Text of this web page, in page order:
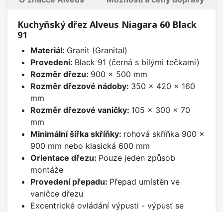
Kuchyňský dřez Alveus Niagara 60 Black
91
Materiál: Granit (Granital)
Provedení: Black 91 (černá s bílými tečkami)
Rozměr dřezu: 900 x 500 mm
Rozměr dřezové nádoby: 350 x 420 x 160
mm
Rozměr dřezové vaničky: 105 x 300 x 70
mm
Minimální šířka skříňky: rohová skříňka 900 x
900 mm nebo klasická 600 mm
Orientace dřezu: Pouze jeden způsob
montáže
Provedení přepadu: Přepad umístěn ve
vaničce dřezu
Excentrické ovládání výpusti - výpusť se